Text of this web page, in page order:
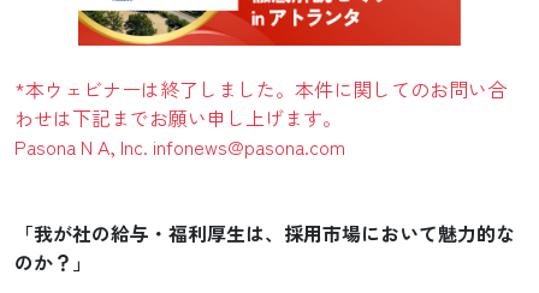
*本ウェビナーは終了しました。本件に関してのお問い合
わせは下記までお願い申し上げます。
Pasona N A, Inc. infonews@pasona.com
「我が社の給与・福利厚生は、採用市場において魅力的な
のか？」